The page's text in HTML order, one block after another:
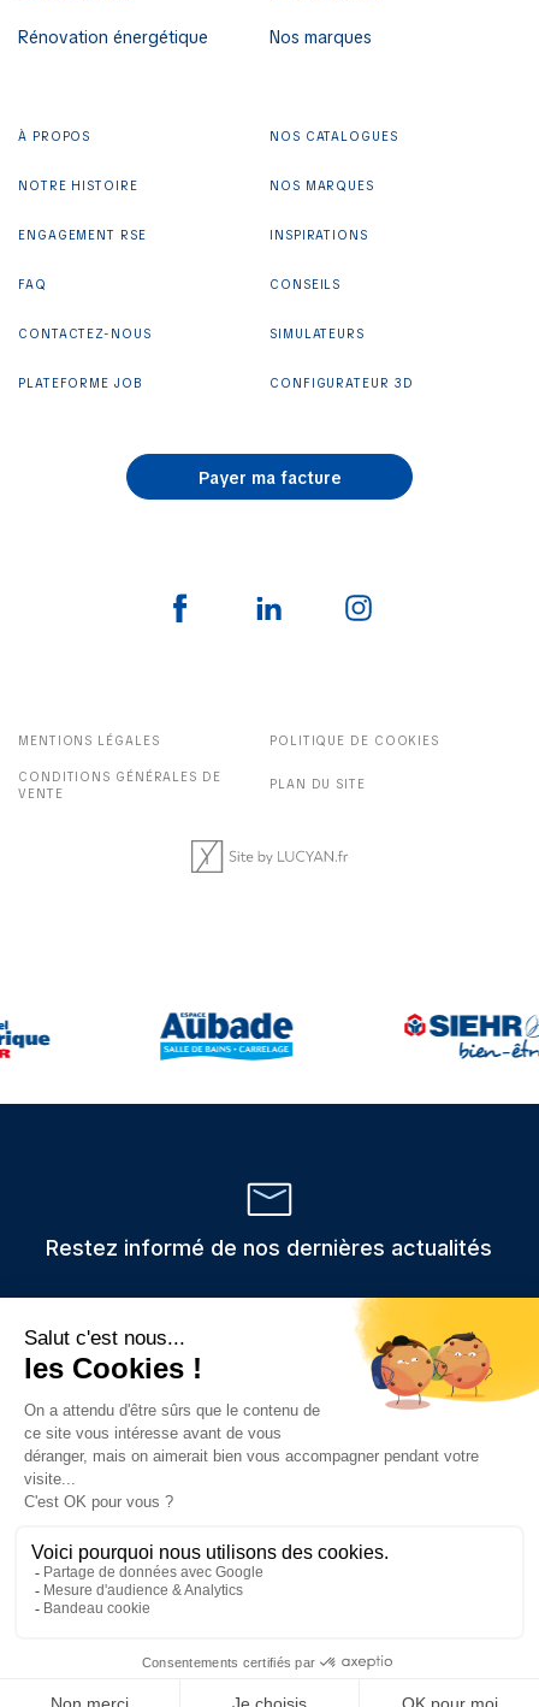
Rénovation énergétique Nos marques
À PROPOS
NOTRE HISTOIRE
ENGAGEMENT RSE
FAQ
CONTACTEZ-NOUS
PLATEFORME JOB
NOS CATALOGUES
NOS MARQUES
INSPIRATIONS
CONSEILS
SIMULATEURS
CONFIGURATEUR 3D
Payer ma facture
MENTIONS LÉGALES POLITIQUE DE COOKIES
CONDITIONS GÉNÉRALES DE
VENTE
PLAN DU SITE
Restez informé de nos dernières actualités
Veuillez
laisser
ce
champ
vide.
Les informations recueillies via ce formulaire sont stockées et
utilisées uniquement pour traiter votre demande,
conformément au RGPD.